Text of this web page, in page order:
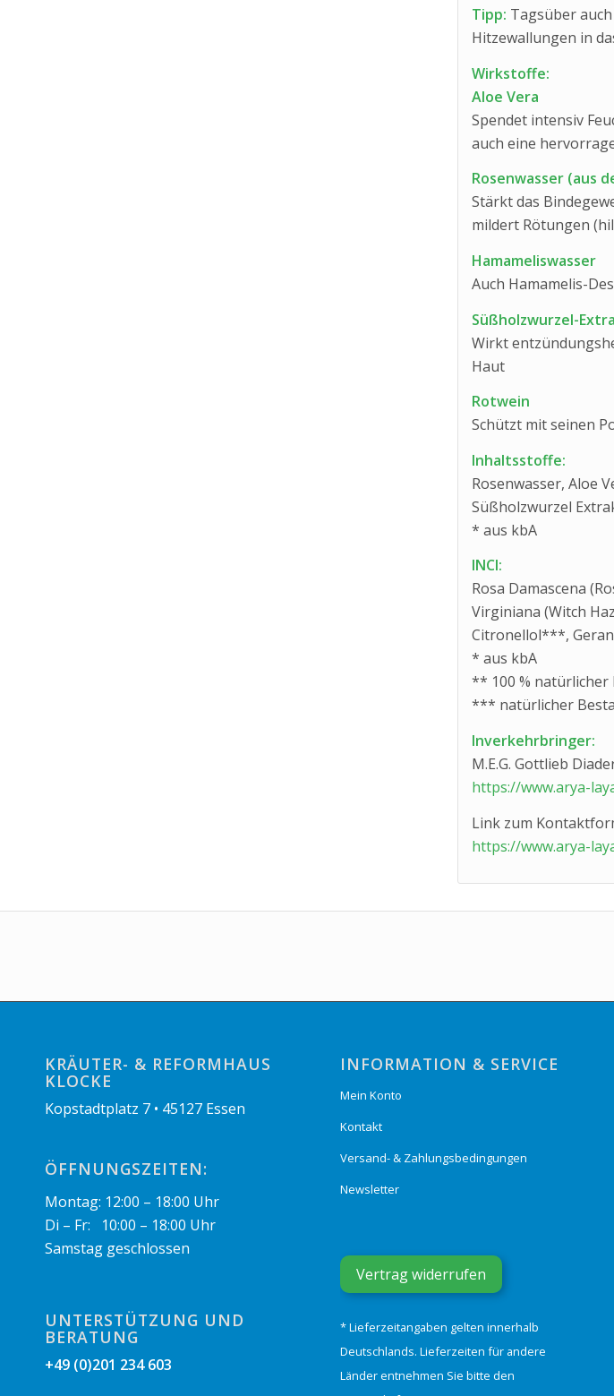
Tipp: Tagsüber
Hitzewallungen in
Wirkstoffe:
Aloe Vera
Spendet intensiv
auch eine
Rosenwasser (aus
Stärkt das
mildert Rötungen
Hamameliswasser
Auch Hamamelis-
Süßholzwurzel-
Wirkt
Haut
Rotwein
Schützt mit seinen
Inhaltsstoffe:
Rosenwasser, Aloe
Süßholzwurzel
* aus kbA
INCI:
Rosa Damascena
Virginiana (Witch
Citronellol***,
* aus kbA
** 100 % natürlicher
*** natürlicher
Inverkehrbringer:
M.E.G. Gottlieb
https://www.arya-
Link zum
https://www.arya-
KRÄUTER- & REFORMHAUS
KLOCKE
Kopstadtplatz 7 • 45127 Essen
ÖFFNUNGSZEITEN:
Montag: 12:00 – 18:00 Uhr
Di – Fr: 10:00 – 18:00 Uhr
Samstag geschlossen
UNTERSTÜTZUNG UND
BERATUNG
+49 (0)201 234 603
INFORMATION & SERVICE
Mein Konto
Kontakt
Versand- & Zahlungsbedingungen
Newsletter
Vertrag widerrufen
* Lieferzeitangaben gelten innerhalb
Deutschlands. Lieferzeiten für andere
Länder entnehmen Sie bitte den